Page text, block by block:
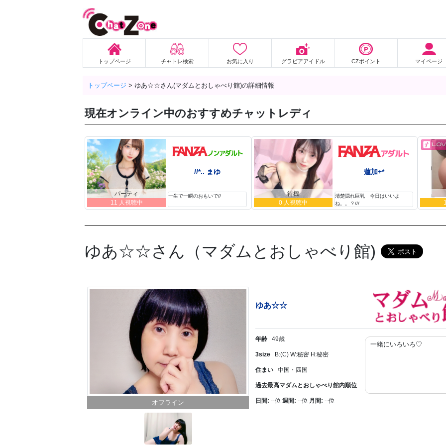
トップページ チャトレ検索 お気に入り グラビアアイドル CZポイント マイページ
トップページ > ゆあ☆☆さん(マダムとおしゃべり館)の詳細情報
現在オンライン中のおすすめチャットレディ
パーティ
11 人視聴中
//*.. まゆ
一生で一瞬のおもいで//
待機
0 人視聴中
蓮加+*
清楚隠れ巨乳 今日はいいよ
ね。。？///
ゆあ☆☆さん（マダムとおしゃべり館)
オフライン
ゆあ☆☆
年齢49歳
3sizeB:(C) W:秘密 H:秘密
住まい中国・四国
過去最高マダムとおしゃべり館内順位
日間: --位 週間: --位 月間: --位
一緒にいろいろ♡